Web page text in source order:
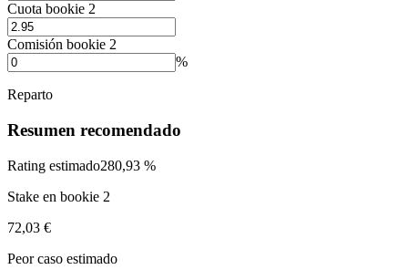
Cuota bookie 2
Comisión bookie 2
%
Reparto
Resumen recomendado
Rating estimado280,93 %
Stake en bookie 2
72,03 €
Peor caso estimado